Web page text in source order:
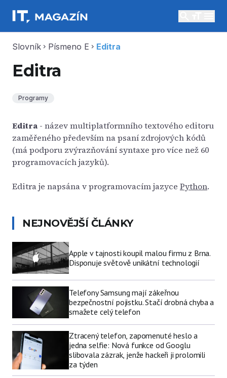
Slovník chevron_right Písmeno E chevron_right Editra
Editra
Programy
Editra - název multiplatformního textového editoru
zaměřeného především na psaní zdrojových kódů
(má podporu zvýrazňování syntaxe pro více než 60
programovacích jazyků).
Editra je napsána v programovacím jazyce Python.
NEJNOVĚJŠÍ ČLÁNKY
Apple v tajnosti koupil malou firmu z Brna.
Disponuje světově unikátní technologií
Telefony Samsung mají zákeřnou
bezpečnostní pojistku. Stačí drobná chyba a
smažete celý telefon
Ztracený telefon, zapomenuté heslo a
jedna selfie: Nová funkce od Googlu
slibovala zázrak, jenže hackeři ji prolomili
za týden